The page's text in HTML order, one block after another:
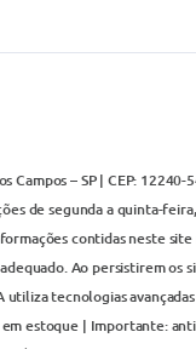
Campos – SP | CEP:
de segunda a quinta-
contidas neste
Ao persistirem os
utiliza tecnologias
estoque | Importante: